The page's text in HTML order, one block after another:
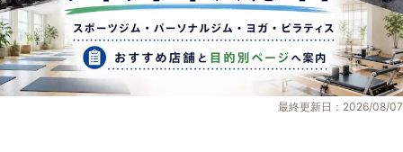
最終更新日：2026/08/07